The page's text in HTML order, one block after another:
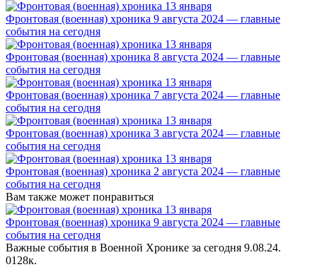
Фронтовая (военная) хроника 9 августа 2024 — главные
события на сегодня
Фронтовая (военная) хроника 8 августа 2024 — главные
события на сегодня
Фронтовая (военная) хроника 7 августа 2024 — главные
события на сегодня
Фронтовая (военная) хроника 3 августа 2024 — главные
события на сегодня
Фронтовая (военная) хроника 2 августа 2024 — главные
события на сегодня
Вам также может понравиться
Фронтовая (военная) хроника 9 августа 2024 — главные
события на сегодня
Важные события в Военной Хронике за сегодня 9.08.24.
0128к.